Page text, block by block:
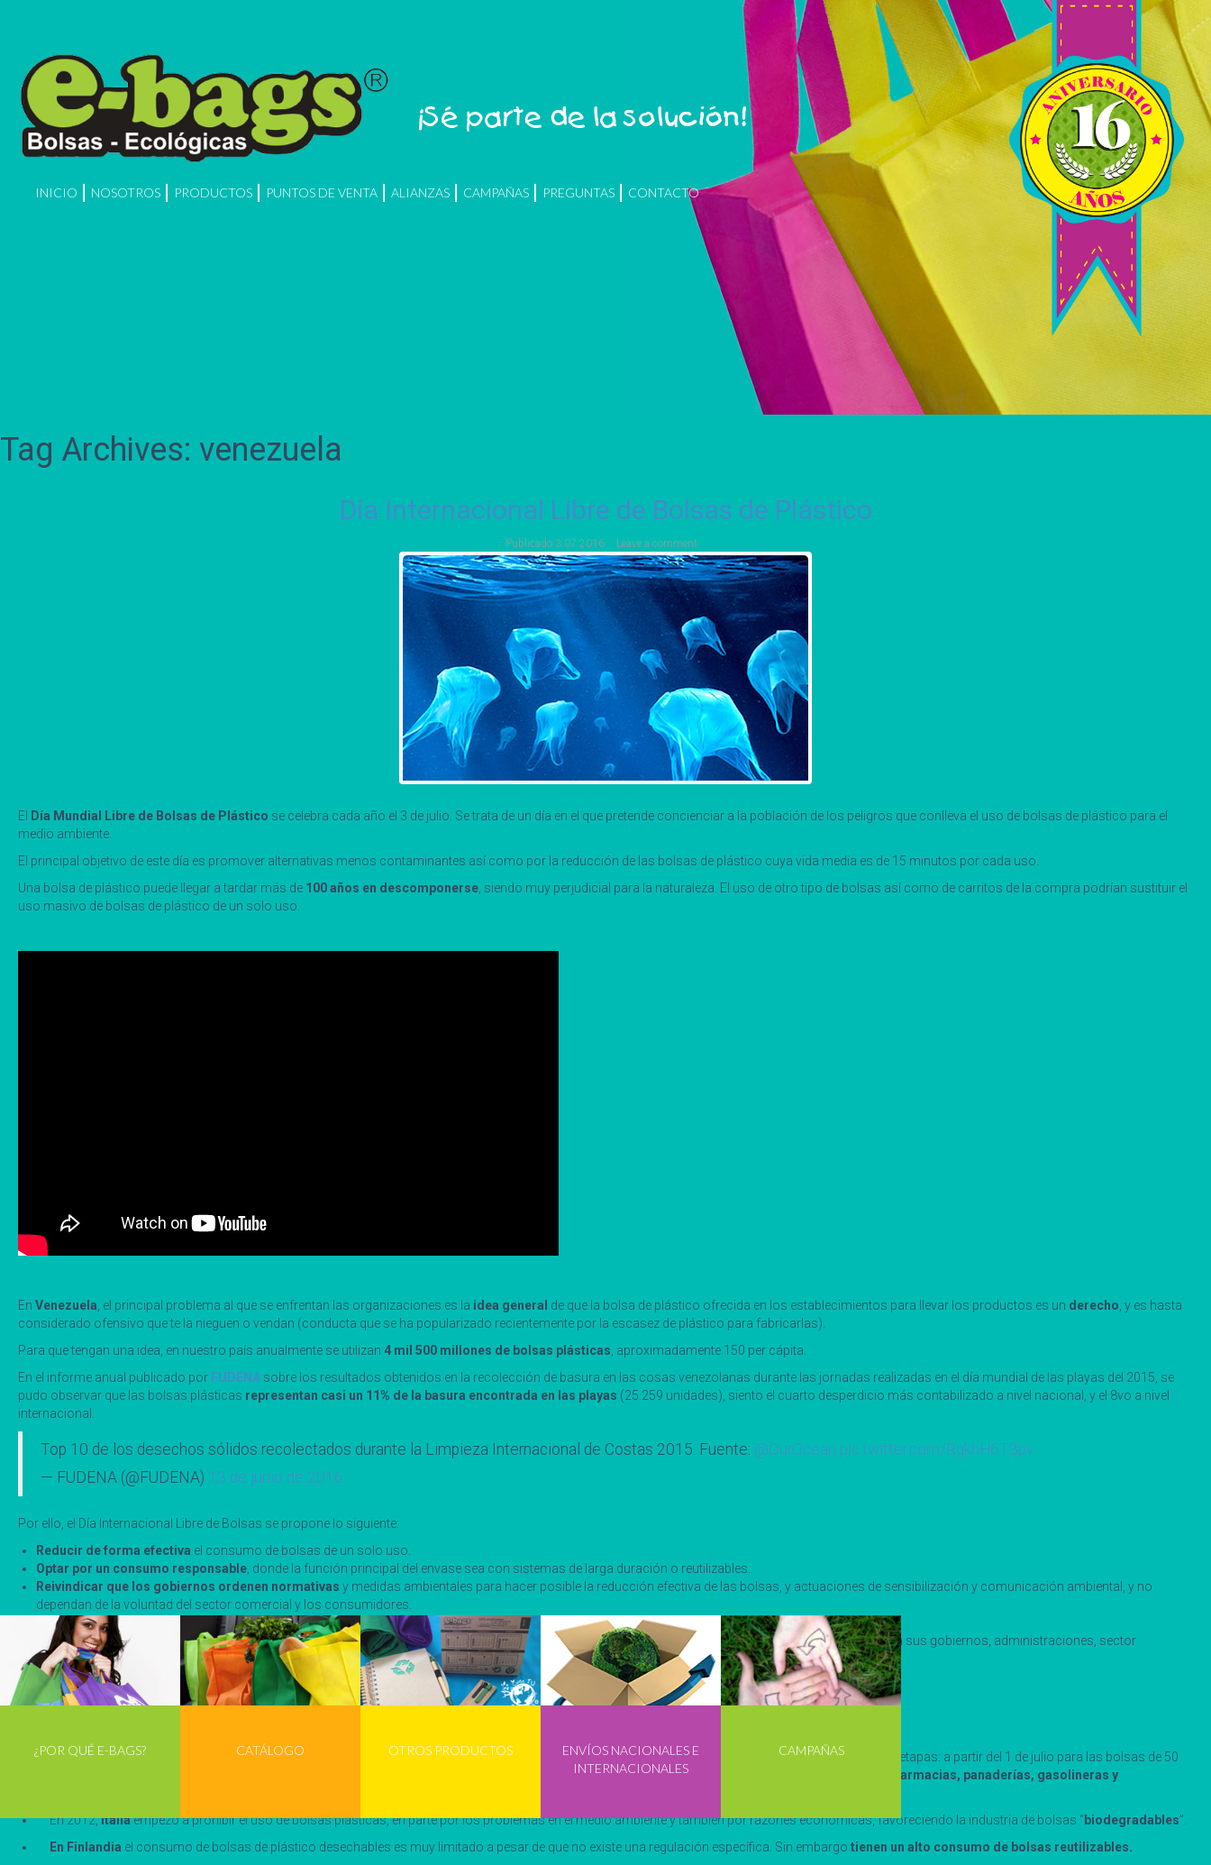
¡Sé parte de la solución!
INICIO NOSOTROS PRODUCTOS PUNTOS DE VENTA ALIANZAS CAMPAÑAS PREGUNTAS CONTACTO
¿POR QUÉ E-BAGS? CATÁLOGO OTROS PRODUCTOS
ENVÍOS NACIONALES E
INTERNACIONALES
CAMPAÑAS
Tag Archives: venezuela
Día Internacional Libre de Bolsas de Plástico
Publicado 3 07 2016 Leave a comment
El Día Mundial Libre de Bolsas de Plástico se celebra cada año el 3 de julio. Se trata de un día en el que pretende concienciar a la población de los peligros que conlleva el uso de bolsas de plástico para el
medio ambiente.
El principal objetivo de este día es promover alternativas menos contaminantes así como por la reducción de las bolsas de plástico cuya vida media es de 15 minutos por cada uso.
Una bolsa de plástico puede llegar a tardar más de 100 años en descomponerse , siendo muy perjudicial para la naturaleza. El uso de otro tipo de bolsas así como de carritos de la compra podrían sustituir el
uso masivo de bolsas de plástico de un solo uso.
En Venezuela , el principal problema al que se enfrentan las organizaciones es la idea general de que la bolsa de plástico ofrecida en los establecimientos para llevar los productos es un derecho , y es hasta
considerado ofensivo que te la nieguen o vendan (conducta que se ha popularizado recientemente por la escasez de plástico para fabricarlas).
Para que tengan una idea, en nuestro país anualmente se utilizan 4 mil 500 millones de bolsas plásticas , aproximadamente 150 per cápita.
En el informe anual publicado por FUDENA sobre los resultados obtenidos en la recolección de basura en las cosas venezolanas durante las jornadas realizadas en el día mundial de las playas del 2015, se
pudo observar que las bolsas plásticas representan casi un 11% de la basura encontrada en las playas (25.259 unidades), siento el cuarto desperdicio más contabilizado a nivel nacional, y el 8vo a nivel
internacional.
Top 10 de los desechos sólidos recolectados durante la Limpieza Internacional de Costas 2015. Fuente: @OurOcean pic.twitter.com/RgkhH6T3pv
— FUDENA (@FUDENA) 13 de junio de 2016
Por ello, el Día Internacional Libre de Bolsas se propone lo siguiente:
Reducir de forma efectiva el consumo de bolsas de un solo uso.
Optar por un consumo responsable , donde la función principal del envase sea con sistemas de larga duración o reutilizables.
Reivindicar que los gobiernos ordenen normativas y medidas ambientales para hacer posible la reducción efectiva de las bolsas, y actuaciones de sensibilización y comunicación ambiental, y no
dependan de la voluntad del sector comercial y los consumidores.
Fomentar medidas disuasorias del consumo de bolsas
como la incorporación de su coste ambiental.
Informarpara que la ciudadanía, los ayuntamientos, las entidades sociales y el sector comercial apuesten por este cambio cultural y ambiental, y pidan a sus gobiernos, administraciones, sector
comercial… que apuesten por estas medidas de prevención de la contaminación y de residuos.
A partir del 1 de julio de 2016, las bolsas de plástico gratuitas estarán prohibidas en los supermercados de Francia.
La prohibición se hará en dos etapas: a partir del 1 de julio para las bolsas de 50
micras o “bolsas de plástico ligeras”, y a partir del 1 de enero de 2017 para aquellas que son usadas para las frutas y verduras. La medida se aplicará en
farmacias, panaderías, gasolineras y
En 2012,Italiaempezó a prohibir el uso de bolsas plásticas, en parte por los problemas en el medio ambiente y también por razones económicas, favoreciendo la industria de bolsas “biodegradables”.
En Finlandia el consumo de bolsas de plástico desechables es muy limitado a pesar de que no existe una regulación específica. Sin embargo tienen un alto consumo de bolsas reutilizables.